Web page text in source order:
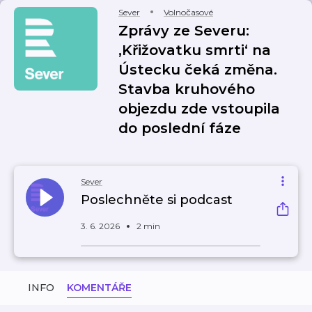
Sever Volnočasové
Zprávy ze Severu:
‚Křižovatku smrti‘ na
Ústecku čeká změna.
Stavba kruhového
objezdu zde vstoupila
do poslední fáze
Sever
Poslechněte si podcast
3. 6. 2026 2 min
INFO KOMENTÁŘE